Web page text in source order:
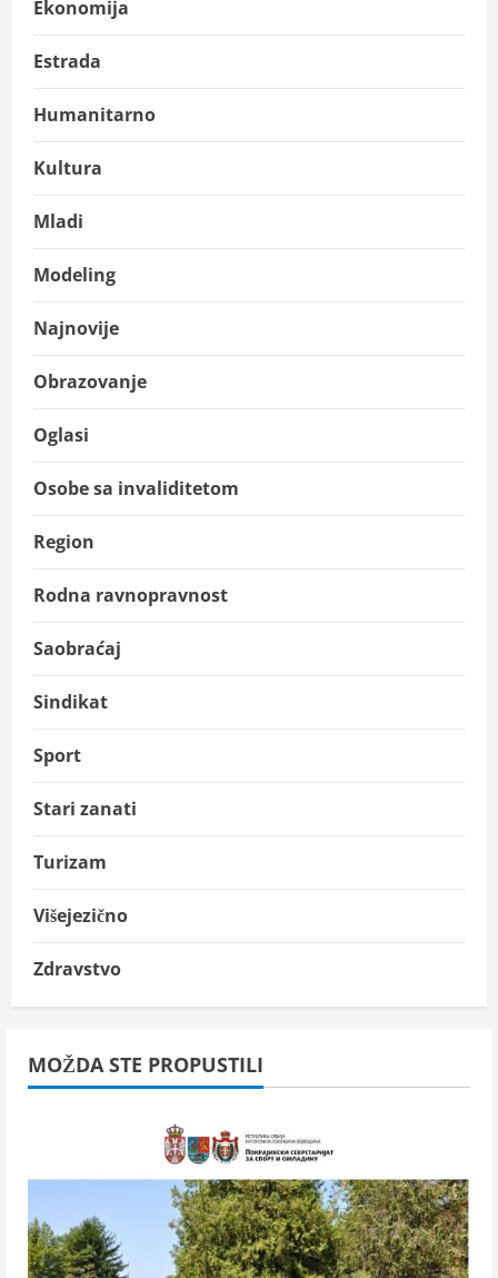
Ekonomija
Estrada
Humanitarno
Kultura
Mladi
Modeling
Najnovije
Obrazovanje
Oglasi
Osobe sa invaliditetom
Region
Rodna ravnopravnost
Saobraćaj
Sindikat
Sport
Stari zanati
Turizam
Višejezično
Zdravstvo
MOŽDA STE PROPUSTILI